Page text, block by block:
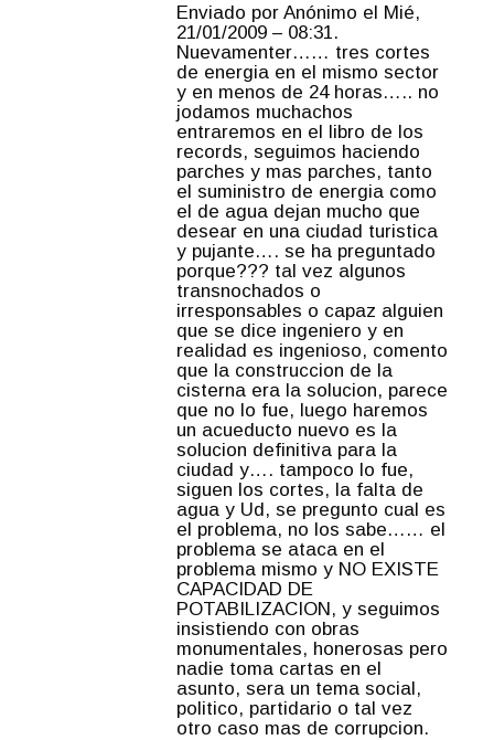
Enviado por Anónimo el Mié,
21/01/2009 – 08:31.
Nuevamenter…… tres cortes
de energia en el mismo sector
y en menos de 24 horas….. no
jodamos muchachos
entraremos en el libro de los
records, seguimos haciendo
parches y mas parches, tanto
el suministro de energia como
el de agua dejan mucho que
desear en una ciudad turistica
y pujante…. se ha preguntado
porque??? tal vez algunos
transnochados o
irresponsables o capaz alguien
que se dice ingeniero y en
realidad es ingenioso, comento
que la construccion de la
cisterna era la solucion, parece
que no lo fue, luego haremos
un acueducto nuevo es la
solucion definitiva para la
ciudad y…. tampoco lo fue,
siguen los cortes, la falta de
agua y Ud, se pregunto cual es
el problema, no los sabe…… el
problema se ataca en el
problema mismo y NO EXISTE
CAPACIDAD DE
POTABILIZACION, y seguimos
insistiendo con obras
monumentales, honerosas pero
nadie toma cartas en el
asunto, sera un tema social,
politico, partidario o tal vez
otro caso mas de corrupcion.